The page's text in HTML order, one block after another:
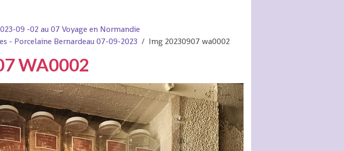
09 -02 au 07 Voyage en Normandie
- Porcelaine Bernardeau 07-09-2023
Img 20230907 wa0002
WA0002